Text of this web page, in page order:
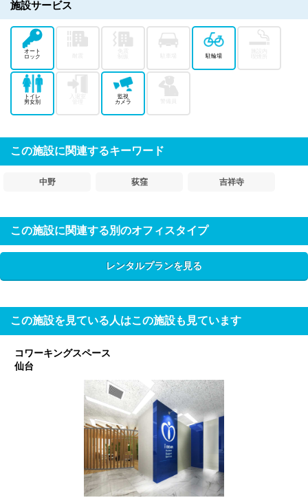
施設サービス
オート
ロック
駐輪場
トイレ
男女別
監視
カメラ
この施設に関連するキーワード
中野 荻窪 吉祥寺
この施設に関連する別のオフィスタイプ
レンタルプランを見る
この施設を見ている人はこの施設も見ています
コワーキングスペース
仙台